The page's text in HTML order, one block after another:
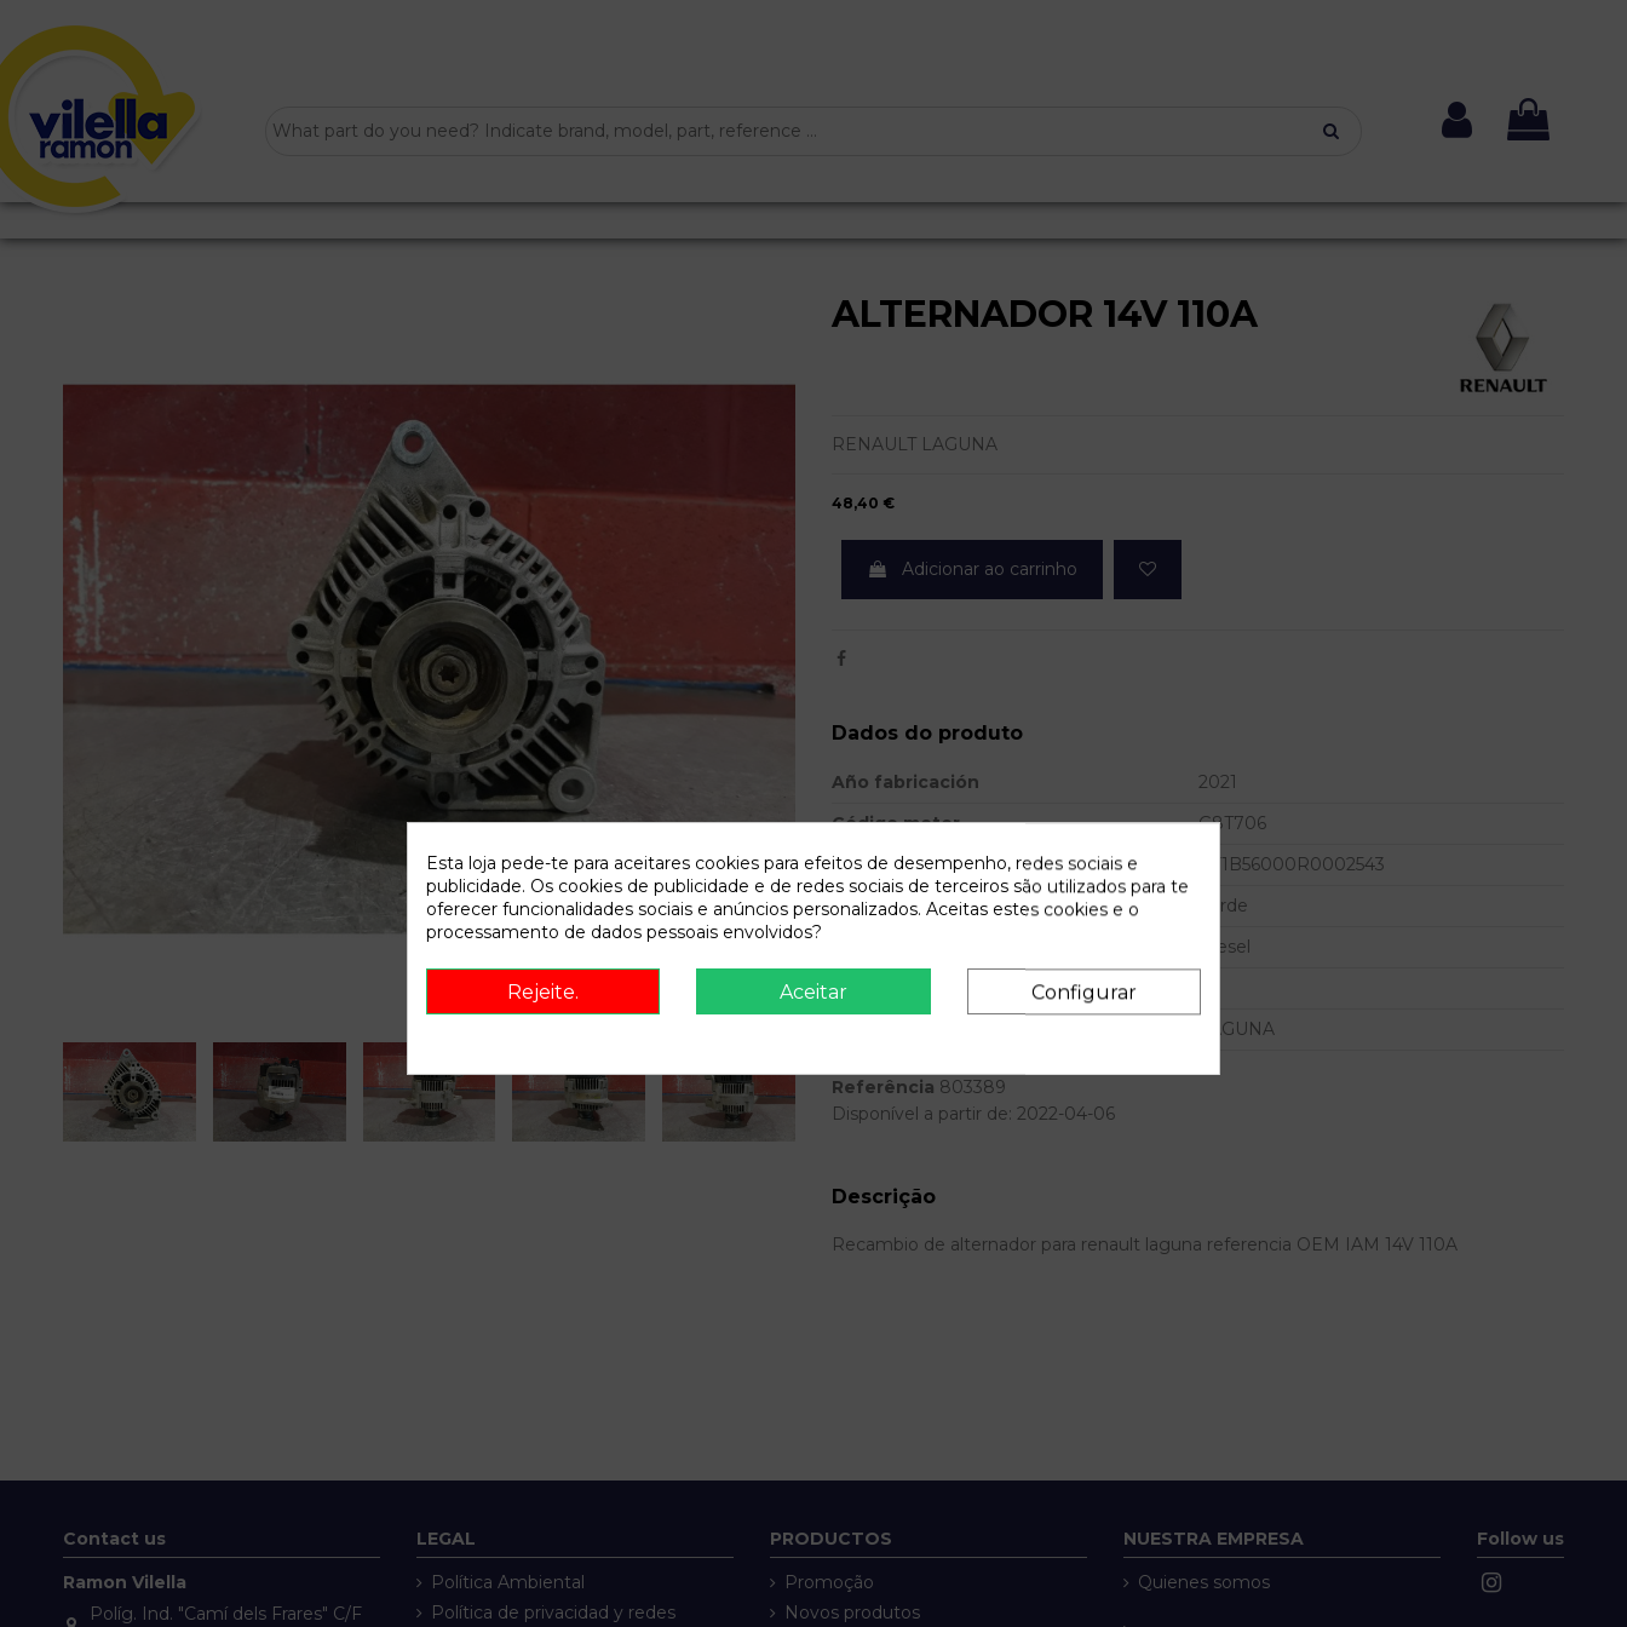
ALTERNADOR 14V 110A
RENAULT LAGUNA
48,40 €
Adicionar ao carrinho
Dados do produto
Año fabricación
2021
Código motor
G8T706
Bastidor
VF1B56000R0002543
Cor
Verde
Diesel
Ref.Equivalencia
LAGUNA
Referência 803389
Disponível a partir de: 2022-04-06
Descrição
Recambio de alternador para renault laguna referencia OEM IAM 14V 110A
Contact us
Ramon Vilella
Políg. Ind. "Camí dels Frares" C/F
LEGAL
Política Ambiental
Política de privacidad y redes
PRODUCTOS
Promoção
Novos produtos
NUESTRA EMPRESA
Quienes somos
Follow us
Esta loja pede-te para aceitares cookies para efeitos de desempenho, redes sociais e
publicidade. Os cookies de publicidade e de redes sociais de terceiros são utilizados para te
oferecer funcionalidades sociais e anúncios personalizados. Aceitas estes cookies e o
processamento de dados pessoais envolvidos?
Rejeite. Aceitar Configurar